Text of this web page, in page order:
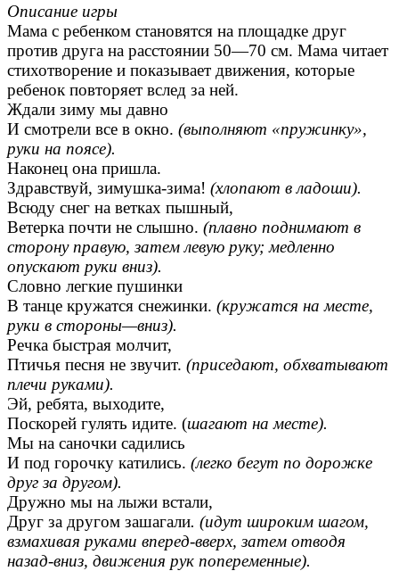
Описание игры
Мама с ребенком становятся на площадке друг
против друга на расстоянии 50—70 см. Мама читает
стихотворение и показывает движения, которые
ребенок повторяет вслед за ней.
Ждали зиму мы давно
И смотрели все в окно. (выполняют «пружинку»,
руки на поясе).
Наконец она пришла.
Здравствуй, зимушка-зима! (хлопают в ладоши).
Всюду снег на ветках пышный,
Ветерка почти не слышно. (плавно поднимают в
сторону правую, затем левую руку; медленно
опускают руки вниз).
Словно легкие пушинки
В танце кружатся снежинки. (кружатся на месте,
руки в стороны—вниз).
Речка быстрая молчит,
Птичья песня не звучит. (приседают, обхватывают
плечи руками).
Эй, ребята, выходите,
Поскорей гулять идите. (шагают на месте).
Мы на саночки садились
И под горочку катились. (легко бегут по дорожке
друг за другом).
Дружно мы на лыжи встали,
Друг за другом зашагали. (идут широким шагом,
взмахивая руками вперед-вверх, затем отводя
назад-вниз, движения рук попеременные).